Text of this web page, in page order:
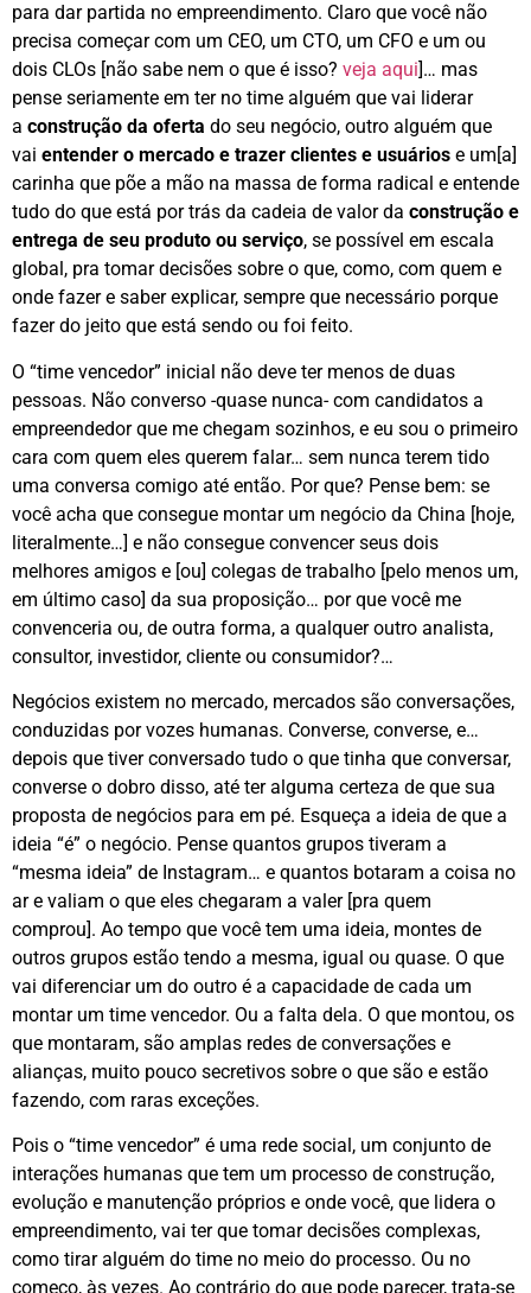
para dar partida no empreendimento. Claro que você não
precisa começar com um CEO, um CTO, um CFO e um ou
dois CLOs [não sabe nem o que é isso? veja aqui]… mas
pense seriamente em ter no time alguém que vai liderar
a construção da oferta do seu negócio, outro alguém que
vai entender o mercado e trazer clientes e usuários e um[a]
carinha que põe a mão na massa de forma radical e entende
tudo do que está por trás da cadeia de valor da construção e
entrega de seu produto ou serviço, se possível em escala
global, pra tomar decisões sobre o que, como, com quem e
onde fazer e saber explicar, sempre que necessário porque
fazer do jeito que está sendo ou foi feito.
O “time vencedor” inicial não deve ter menos de duas
pessoas. Não converso -quase nunca- com candidatos a
empreendedor que me chegam sozinhos, e eu sou o primeiro
cara com quem eles querem falar… sem nunca terem tido
uma conversa comigo até então. Por que? Pense bem: se
você acha que consegue montar um negócio da China [hoje,
literalmente…] e não consegue convencer seus dois
melhores amigos e [ou] colegas de trabalho [pelo menos um,
em último caso] da sua proposição… por que você me
convenceria ou, de outra forma, a qualquer outro analista,
consultor, investidor, cliente ou consumidor?…
Negócios existem no mercado, mercados são conversações,
conduzidas por vozes humanas. Converse, converse, e…
depois que tiver conversado tudo o que tinha que conversar,
converse o dobro disso, até ter alguma certeza de que sua
proposta de negócios para em pé. Esqueça a ideia de que a
ideia “é” o negócio. Pense quantos grupos tiveram a
“mesma ideia” de Instagram… e quantos botaram a coisa no
ar e valiam o que eles chegaram a valer [pra quem
comprou]. Ao tempo que você tem uma ideia, montes de
outros grupos estão tendo a mesma, igual ou quase. O que
vai diferenciar um do outro é a capacidade de cada um
montar um time vencedor. Ou a falta dela. O que montou, os
que montaram, são amplas redes de conversações e
alianças, muito pouco secretivos sobre o que são e estão
fazendo, com raras exceções.
Pois o “time vencedor” é uma rede social, um conjunto de
interações humanas que tem um processo de construção,
evolução e manutenção próprios e onde você, que lidera o
empreendimento, vai ter que tomar decisões complexas,
como tirar alguém do time no meio do processo. Ou no
começo, às vezes. Ao contrário do que pode parecer, trata-se